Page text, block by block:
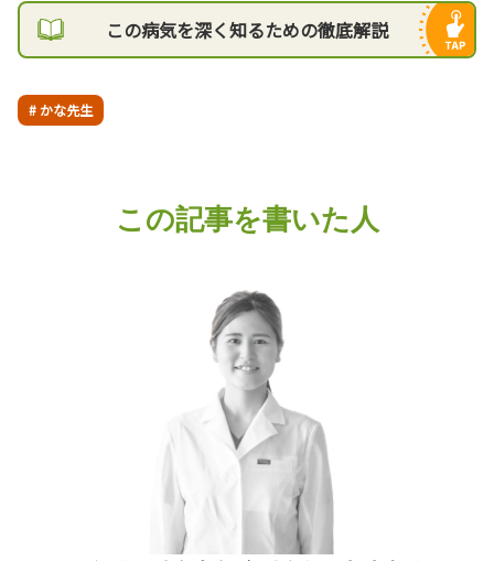
この病気を深く知るための徹底解説
# かな先生
この記事を書いた人